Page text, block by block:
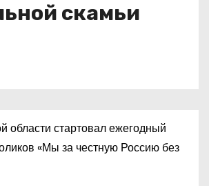
скамьи
области стартовал ежегодный
«Мы за честную Россию без